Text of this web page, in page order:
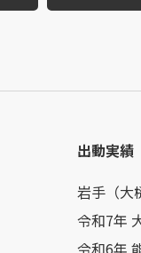
出動実績
岩手（大
令和7年
令和6年